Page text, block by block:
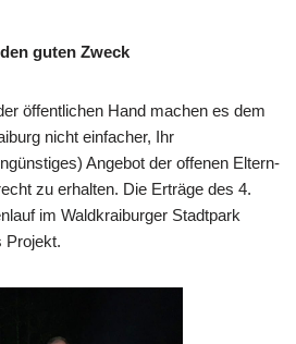
guten Zweck
öffentlichen Hand machen es dem
nicht einfacher, Ihr
Angebot der offenen Eltern-
zu erhalten. Die Erträge des 4.
im Waldkraiburger Stadtpark
Projekt.